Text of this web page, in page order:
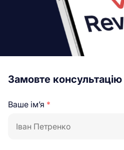
Замовте консультацію
Ваше ім’я *